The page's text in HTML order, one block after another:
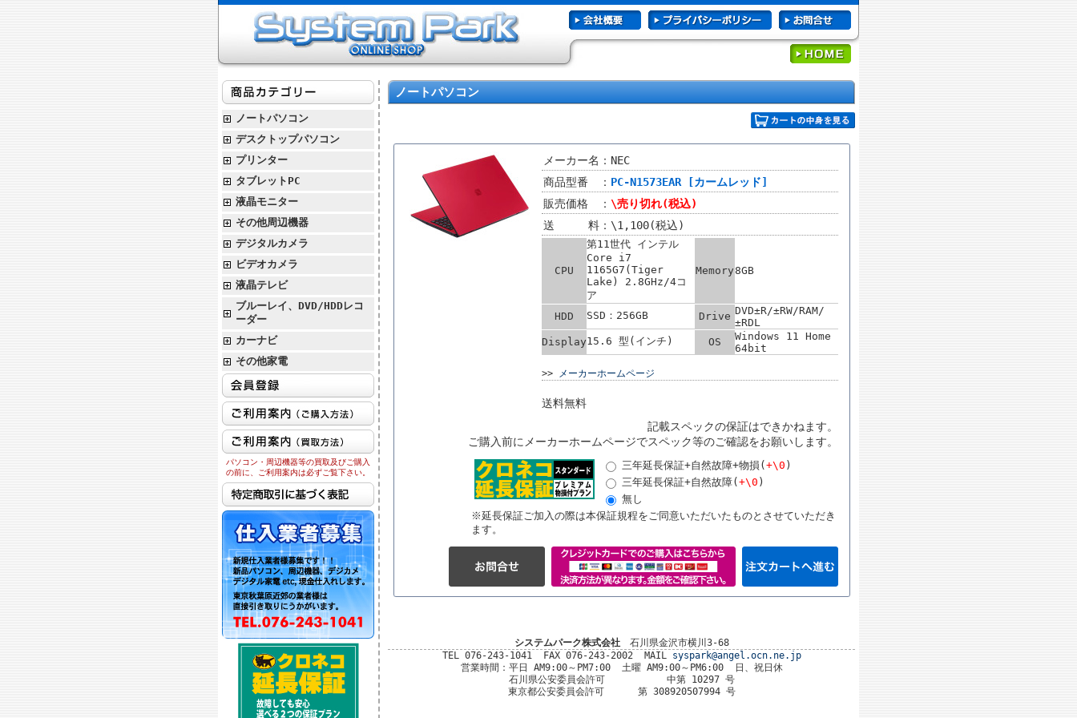
ノートパソコン
デスクトップパソコン
プリンター
タブレットPC
液晶モニター
その他周辺機器
デジタルカメラ
ビデオカメラ
液晶テレビ
ブルーレイ、DVD/HDDレコ
ーダー
カーナビ
その他家電
パソコン・周辺機器等の買取及びご購入
の前に、ご利用案内は必ずご覧下さい。
ノートパソコン
メーカー名：NEC
商品型番 ： PC-N1573EAR [カームレッド]
販売価格 ： \売り切れ(税込)
送 料：\1,100(税込)
CPU
第11世代 インテル
Core i7
1165G7(Tiger
Lake) 2.8GHz/4コ
ア
Memory8GB
HDD SSD：256GB Drive DVD±R/±RW/RAM/
±RDL
Display15.6 型(インチ) OS
Windows 11 Home
64bit
>> メーカーホームページ
送料無料
記載スペックの保証はできかねます。
ご購入前にメーカーホームページでスペック等のご確認をお願いします。
三年延長保証+自然故障+物損( +\0 )
三年延長保証+自然故障( +\0 )
無し
※延長保証ご加入の際は本保証規程をご同意いただいたものとさせていただき
ます。
システムパーク株式会社石川県金沢市横川3-68
TEL 076-243-1041 FAX 076-243-2002 MAIL syspark@angel.ocn.ne.jp
営業時間：平日 AM9:00～PM7:00 土曜 AM9:00～PM6:00 日、祝日休
石川県公安委員会許可 中第 10297 号
東京都公安委員会許可 第 308920507994 号